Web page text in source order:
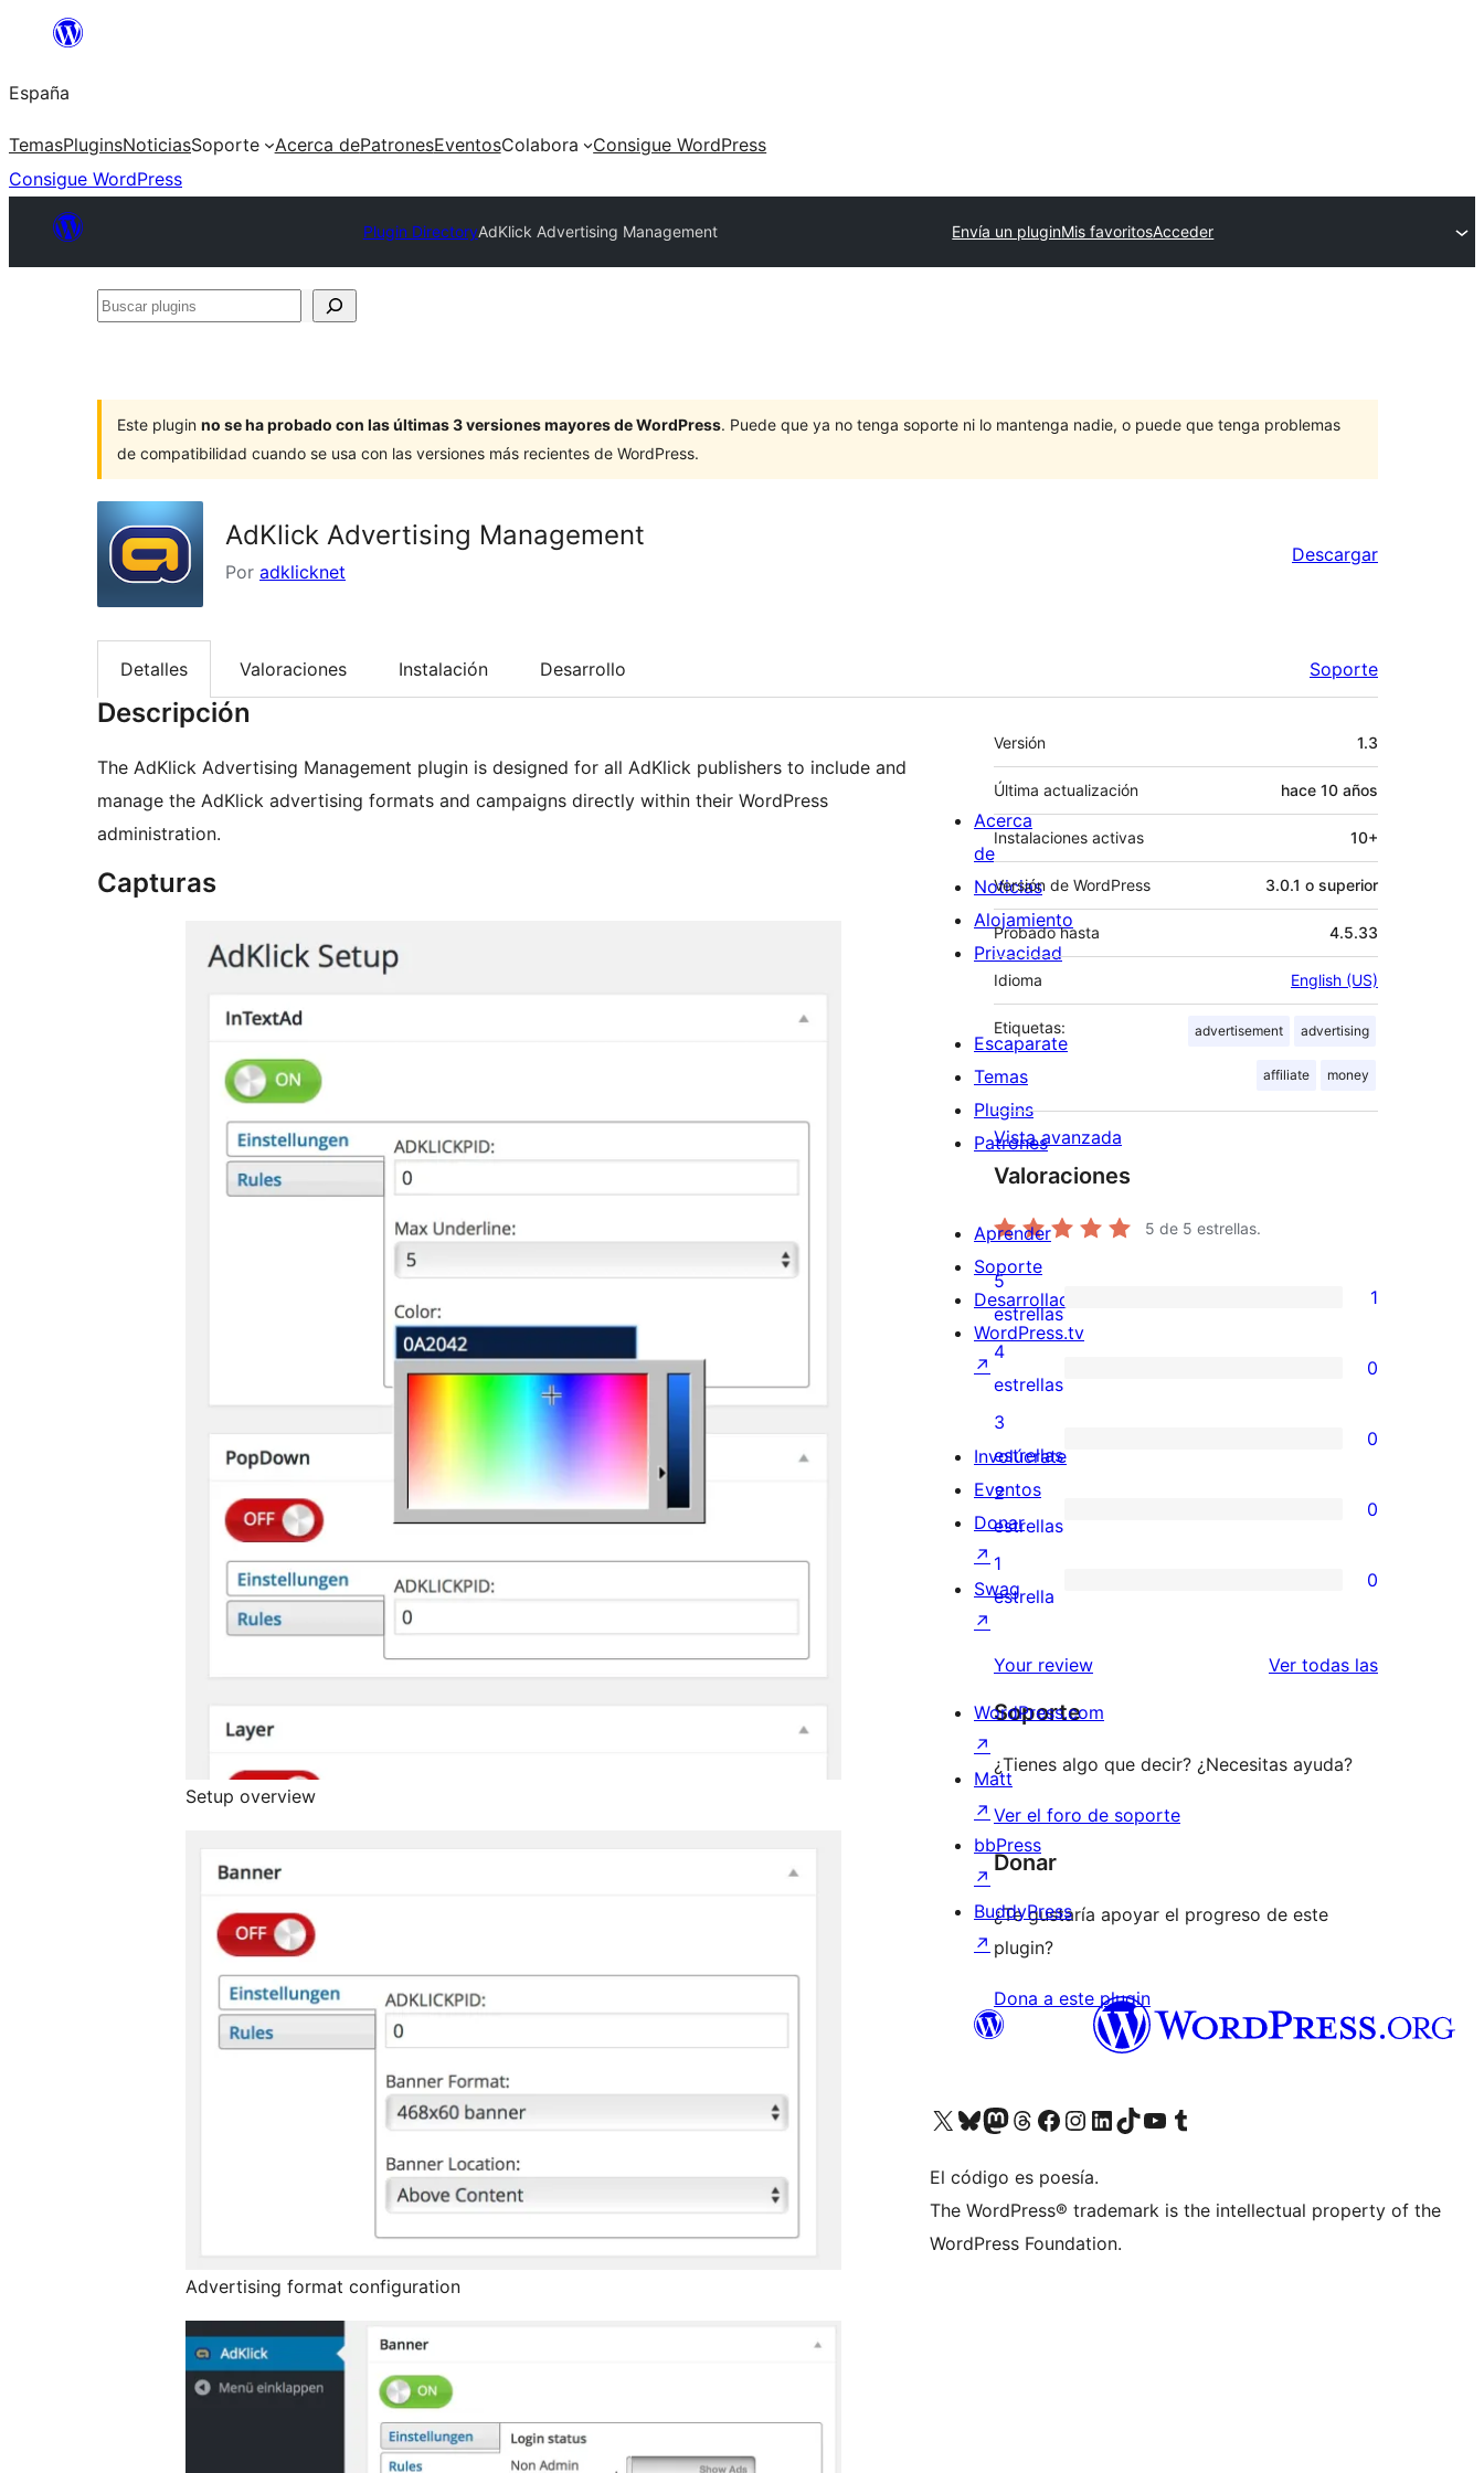
Saltar
contenido
España
TemasPluginsNoticiasSoporte Acerca dePatronesEventosColabora
Consigue WordPress
Consigue WordPress
Plugin DirectoryAdKlick Advertising Management Envía un pluginMis favoritosAcceder
Buscar
Este plugin no se ha probado con las últimas 3 versiones mayores de WordPress. Puede que ya no tenga soporte ni lo mantenga nadie, o puede que tenga problemas
de compatibilidad cuando se usa con las versiones más recientes de WordPress.
AdKlick Advertising Management
Por adklicknet
Descargar
Detalles Valoraciones Instalación Desarrollo Soporte
Descripción
The AdKlick Advertising Management plugin is designed for all AdKlick publishers to include and
manage the AdKlick advertising formats and campaigns directly within their WordPress
administration.
Capturas
Setup overview
Advertising format configuration
Meta
Versión 1.3
Última actualización hace 10 años
Instalaciones activas 10+
Versión de WordPress 3.0.1 o superior
Probado hasta 4.5.33
Idioma English (US)
Etiquetas: advertisement advertising
affiliate money
Vista avanzada
Valoraciones
5 de 5 estrellas.
1
valoración
de
5
estrellas
5
estrellas
1
0
valoraciones
de
4
estrellas
4
estrellas
0
0
valoraciones
de
3
estrellas
3
estrellas
0
0
valoraciones
de
estrellas
2
estrellas
0
0
de
estrellas
1
estrella
0
Your review Ver todas lasvaloraciones
Soporte
¿Tienes algo que decir? ¿Necesitas ayuda?
Ver el foro de soporte
Donar
¿Te gustaría apoyar el progreso de este
plugin?
Dona a este plugin
Acerca
de
Noticias
Alojamiento
Privacidad
Escaparate
Temas
Plugins
Patrones
Aprender
Soporte
Desarrolladores
WordPress.tv
↗
Involúcrate
Eventos
Donar
↗
Swag
↗
WordPress.com
↗
Matt
↗
bbPress
↗
BuddyPress
↗
Visita nuestra cuenta de X (anteriormente Twitter)
Visita nuestra cuenta de Bluesky
Visita nuestra cuenta de Mastodon
Visita nuestra cuenta de Threads
Visita nuestra página de Facebook
Visita nuestra cuenta de Instagram
Visita nuestra cuenta de LinkedIn
Visita nuestra cuenta de TikTok
Visita nuestro canal de YouTube
Visita nuestra cuenta de Tumblr
El código es poesía.
The WordPress® trademark is the intellectual property of the
WordPress Foundation.